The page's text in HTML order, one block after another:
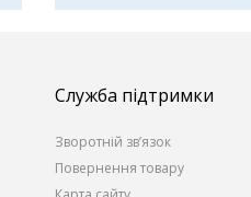
Служба підтримки
Зворотній зв’язок
Повернення товару